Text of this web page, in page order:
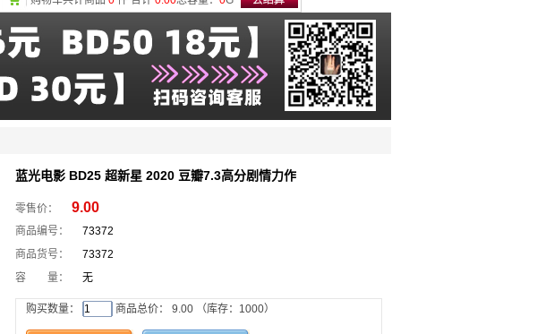
蓝光电影 BD25 超新星 2020 豆瓣7.3高分剧情力作
零售价： 9.00
商品编号：
73372
商品货号：
73372
容 量：
无
购买数量： 商品总价： 9.00 （库存： 1000）